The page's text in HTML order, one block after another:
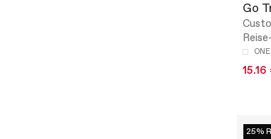
Go
15.16
25%